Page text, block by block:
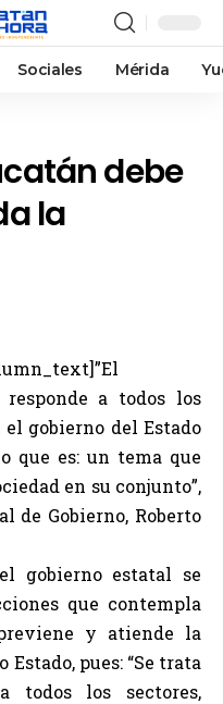
Sociales Mérida
debe
la
responde a todos los
el gobierno del Estado
que es: un tema que
en su conjunto”,
de Gobierno, Roberto
gobierno estatal se
que contempla
y atiende la
pues: “Se trata
todos los sectores,